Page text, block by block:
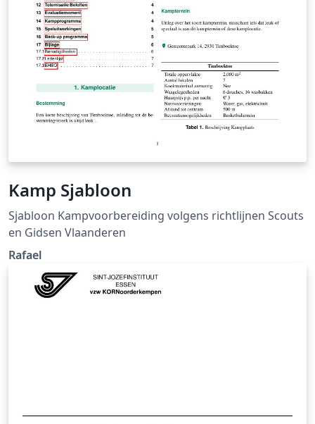
Kamp Sjabloon
Sjabloon Kampvoorbereiding volgens richtlijnen Scouts
en Gidsen Vlaanderen
Rafael